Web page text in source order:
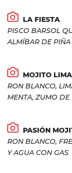
LA FIESTA
PISCO BARSOL
ALMÍBAR DE PIÑA
MOJITO
RON BLANCO,
MENTA, ZUMO
PASIÓN
RON BLANCO,
Y AGUA CON GAS